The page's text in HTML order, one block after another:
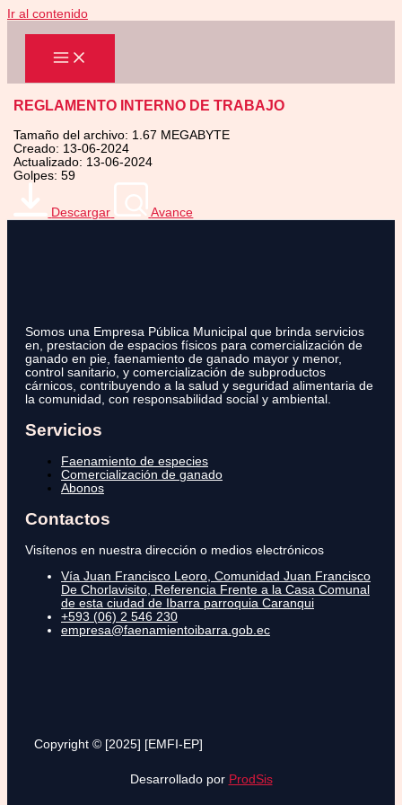
Ir al contenido
REGLAMENTO INTERNO DE TRABAJO
Tamaño del archivo: 1.67 MEGABYTE
Creado: 13-06-2024
Actualizado: 13-06-2024
Golpes: 59
Descargar Avance
Somos una Empresa Pública Municipal que brinda servicios
en, prestacion de espacios físicos para comercialización de
ganado en pie, faenamiento de ganado mayor y menor,
control sanitario, y comercialización de subproductos
cárnicos, contribuyendo a la salud y seguridad alimentaria de
la comunidad, con responsabilidad social y ambiental.
Servicios
Faenamiento de especies
Comercialización de ganado
Abonos
Contactos
Visítenos en nuestra dirección o medios electrónicos
Vía Juan Francisco Leoro, Comunidad Juan Francisco
De Chorlavisito, Referencia Frente a la Casa Comunal
de esta ciudad de Ibarra parroquia Caranqui
+593 (06) 2 546 230
empresa@faenamientoibarra.gob.ec
Copyright © [2025] [EMFI-EP]
Desarrollado por ProdSis